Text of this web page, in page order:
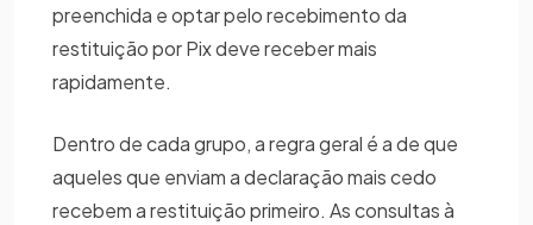
preenchida e optar pelo recebimento da
restituição por Pix deve receber mais
rapidamente.
Dentro de cada grupo, a regra geral é a de que
aqueles que enviam a declaração mais cedo
recebem a restituição primeiro. As consultas à